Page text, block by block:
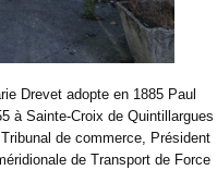
Drevet adopte en 1885 Paul
à Sainte-Croix de Quintillargues
de commerce, Président
de Transport de Force